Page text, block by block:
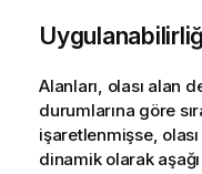
Alanları, olası alan
durumlarına göre
işaretlenmişse,
dinamik olarak aşağı